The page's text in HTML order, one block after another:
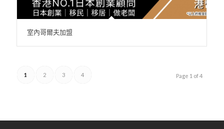
室內哥爾夫加盟
Page 1 of 4
1 2 3 4